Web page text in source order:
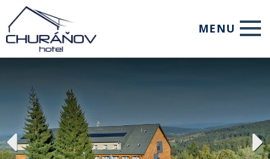
MENU
Ubytování
Restaurace
Služby